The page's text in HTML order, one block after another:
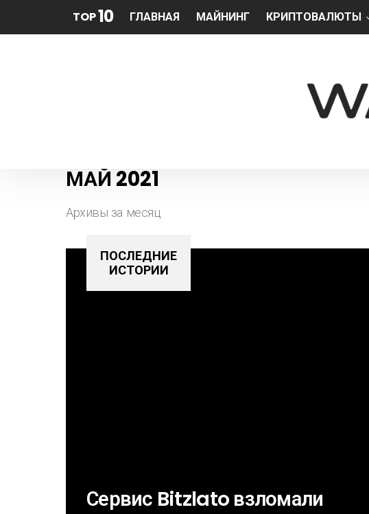
TOP10 ГЛАВНАЯ МАЙНИНГ КРИПТОВАЛЮТЫ
МАЙ 2021
Архивы за месяц
ПОСЛЕДНИЕ
ИСТОРИИ
Сервис Bitzlato взломали